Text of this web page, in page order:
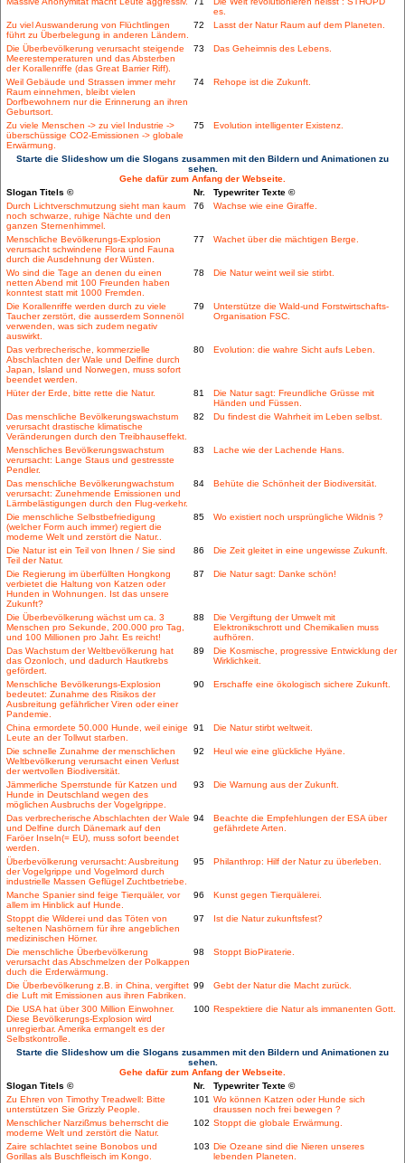
es.
Zu viel Auswanderung von Flüchtlingen
führt zu Überbelegung in anderen Ländern.
72 Lasst der Natur Raum auf dem Planeten.
Die Überbevölkerung verursacht steigende
Meerestemperaturen und das Absterben
der Korallenriffe (das Great Barrier Riff).
73 Das Geheimnis des Lebens.
Weil Gebäude und Strassen immer mehr
Raum einnehmen, bleibt vielen
Dorfbewohnern nur die Erinnerung an ihren
Geburtsort.
74 Rehope ist die Zukunft.
Zu viele Menschen -> zu viel Industrie ->
überschüssige CO2-Emissionen -> globale
Erwärmung.
75 Evolution intelligenter Existenz.
Starte die Slideshow um die Slogans zusammen mit den Bildern und Animationen zu
sehen.
Gehe dafür zum Anfang der Webseite.
Slogan Titels ©
Nr.
Typewriter Texte ©
Durch Lichtverschmutzung sieht man kaum
noch schwarze, ruhige Nächte und den
ganzen Sternenhimmel.
76 Wachse wie eine Giraffe.
Menschliche Bevölkerungs-Explosion
verursacht schwindene Flora und Fauna
durch die Ausdehnung der Wüsten.
77 Wachet über die mächtigen Berge.
Wo sind die Tage an denen du einen
netten Abend mit 100 Freunden haben
konntest statt mit 1000 Fremden.
78 Die Natur weint weil sie stirbt.
Die Korallenriffe werden durch zu viele
Taucher zerstört, die ausserdem Sonnenöl
verwenden, was sich zudem negativ
auswirkt.
79
Unterstütze die Wald-und Forstwirtschafts-
Organisation FSC.
Das verbrecherische, kommerzielle
Abschlachten der Wale und Delfine durch
Japan, Island und Norwegen, muss sofort
beendet werden.
80 Evolution: die wahre Sicht aufs Leben.
Hüter der Erde, bitte rette die Natur. 81
Die Natur sagt: Freundliche Grüsse mit
Händen und Füssen.
Das menschliche Bevölkerungswachstum
verursacht drastische klimatische
Veränderungen durch den Treibhauseffekt.
82 Du findest die Wahrheit im Leben selbst.
Menschliches Bevölkerungswachstum
verursacht: Lange Staus und gestresste
Pendler.
83 Lache wie der Lachende Hans.
Das menschliche Bevölkerungwachstum
verursacht: Zunehmende Emissionen und
Lärmbelästigungen durch den Flug-verkehr.
84 Behüte die Schönheit der Biodiversität.
Die menschliche Selbstbefriedigung
(welcher Form auch immer) regiert die
moderne Welt und zerstört die Natur..
85 Wo existiert noch ursprüngliche Wildnis ?
Die Natur ist ein Teil von Ihnen / Sie sind
Teil der Natur.
86 Die Zeit gleitet in eine ungewisse Zukunft.
Die Regierung im überfüllten Hongkong
verbietet die Haltung von Katzen oder
Hunden in Wohnungen. Ist das unsere
Zukunft?
87 Die Natur sagt: Danke schön!
Die Überbevölkerung wächst um ca. 3
Menschen pro Sekunde, 200.000 pro Tag,
und 100 Millionen pro Jahr. Es reicht!
88
Die Vergiftung der Umwelt mit
Elektronikschrott und Chemikalien muss
aufhören.
Das Wachstum der Weltbevölkerung hat
das Ozonloch, und dadurch Hautkrebs
gefördert.
89
Die Kosmische, progressive Entwicklung der
Wirklichkeit.
Menschliche Bevölkerungs-Explosion
bedeutet: Zunahme des Risikos der
Ausbreitung gefährlicher Viren oder einer
Pandemie.
90 Erschaffe eine ökologisch sichere Zukunft.
China ermordete 50.000 Hunde, weil einige
Leute an der Tollwut starben.
91 Die Natur stirbt weltweit.
Die schnelle Zunahme der menschlichen
Weltbevölkerung verursacht einen Verlust
der wertvollen Biodiversität.
92 Heul wie eine glückliche Hyäne.
Jämmerliche Sperrstunde für Katzen und
Hunde in Deutschland wegen des
möglichen Ausbruchs der Vogelgrippe.
93 Die Warnung aus der Zukunft.
Das verbrecherische Abschlachten der Wale
und Delfine durch Dänemark auf den
Faröer Inseln(= EU), muss sofort beendet
werden.
94
Beachte die Empfehlungen der ESA über
gefährdete Arten.
Überbevölkerung verursacht: Ausbreitung
der Vogelgrippe und Vogelmord durch
industrielle Massen Geflügel Zuchtbetriebe.
95 Philanthrop: Hilf der Natur zu überleben.
Manche Spanier sind feige Tierquäler, vor
allem im Hinblick auf Hunde.
96 Kunst gegen Tierquälerei.
Stoppt die Wilderei und das Töten von
seltenen Nashörnern für ihre angeblichen
medizinischen Hörner.
97 Ist die Natur zukunftsfest?
Die menschliche Überbevölkerung
verursacht das Abschmelzen der Polkappen
duch die Erderwärmung.
98 Stoppt BioPiraterie.
Die Überbevölkerung z.B. in China, vergiftet
die Luft mit Emissionen aus ihren Fabriken.
99 Gebt der Natur die Macht zurück.
Die USA hat über 300 Million Einwohner.
Diese Bevölkerungs-Explosion wird
unregierbar. Amerika ermangelt es der
Selbstkontrolle.
100 Respektiere die Natur als immanenten Gott.
Starte die Slideshow um die Slogans zusammen mit den Bildern und Animationen zu
sehen.
Gehe dafür zum Anfang der Webseite.
Slogan Titels ©
Nr.
Typewriter Texte ©
Zu Ehren von Timothy Treadwell: Bitte
unterstützen Sie Grizzly People.
101 Wo können Katzen oder Hunde sich
draussen noch frei bewegen ?
Menschlicher Narzißmus beherrscht die
moderne Welt und zerstört die Natur.
102 Stoppt die globale Erwärmung.
Zaire schlachtet seine Bonobos und
Gorillas als Buschfleisch im Kongo.
103 Die Ozeane sind die Nieren unseres
lebenden Planeten.